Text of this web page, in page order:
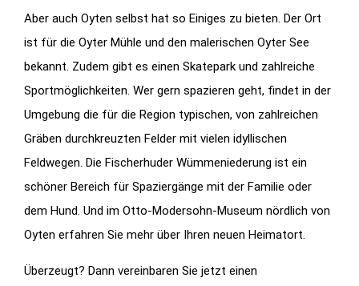
Aber auch Oyten selbst hat so Einiges zu bieten. Der Ort
ist für die Oyter Mühle und den malerischen Oyter See
bekannt. Zudem gibt es einen Skatepark und zahlreiche
Sportmöglichkeiten. Wer gern spazieren geht, findet in der
Umgebung die für die Region typischen, von zahlreichen
Gräben durchkreuzten Felder mit vielen idyllischen
Feldwegen. Die Fischerhuder Wümmeniederung ist ein
schöner Bereich für Spaziergänge mit der Familie oder
dem Hund. Und im Otto-Modersohn-Museum nördlich von
Oyten erfahren Sie mehr über Ihren neuen Heimatort.
Überzeugt? Dann vereinbaren Sie jetzt einen